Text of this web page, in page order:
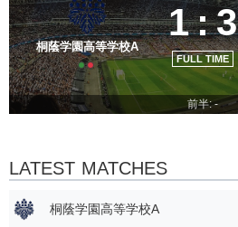
桐蔭学園高等学校A
1:3
FULL TIME
前半: -
LATEST MATCHES
桐蔭学園高等学校A